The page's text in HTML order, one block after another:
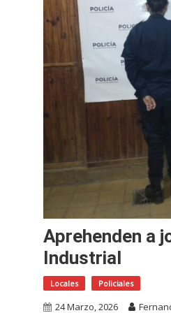
Aprehenden a
Industrial
Locales Policiales
24 Marzo, 2026